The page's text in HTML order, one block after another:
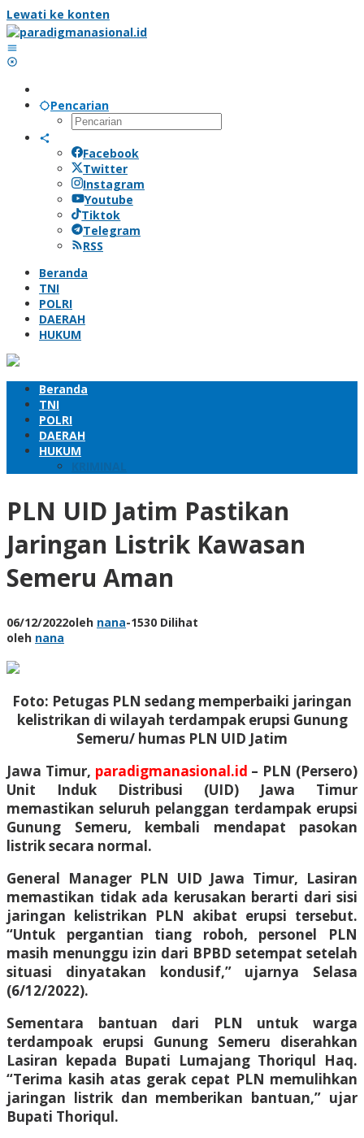
Lewati ke konten
Pencarian
Facebook
Twitter
Instagram
Youtube
Tiktok
Telegram
RSS
Beranda
TNI
POLRI
DAERAH
HUKUM
Beranda
TNI
POLRI
DAERAH
HUKUM
KRIMINAL
PLN UID Jatim Pastikan
Jaringan Listrik Kawasan
Semeru Aman
06/12/2022oleh nana-1530 Dilihat
oleh nana
Foto: Petugas PLN sedang memperbaiki jaringan
kelistrikan di wilayah terdampak erupsi Gunung
Semeru/ humas PLN UID Jatim
Jawa Timur, paradigmanasional.id – PLN (Persero)
Unit Induk Distribusi (UID) Jawa Timur
memastikan seluruh pelanggan terdampak erupsi
Gunung Semeru, kembali mendapat pasokan
listrik secara normal.
General Manager PLN UID Jawa Timur, Lasiran
memastikan tidak ada kerusakan berarti dari sisi
jaringan kelistrikan PLN akibat erupsi tersebut.
“Untuk pergantian tiang roboh, personel PLN
masih menunggu izin dari BPBD setempat setelah
situasi dinyatakan kondusif,” ujarnya Selasa
(6/12/2022).
Sementara bantuan dari PLN untuk warga
terdampoak erupsi Gunung Semeru diserahkan
Lasiran kepada Bupati Lumajang Thoriqul Haq.
“Terima kasih atas gerak cepat PLN memulihkan
jaringan listrik dan memberikan bantuan,” ujar
Bupati Thoriqul.